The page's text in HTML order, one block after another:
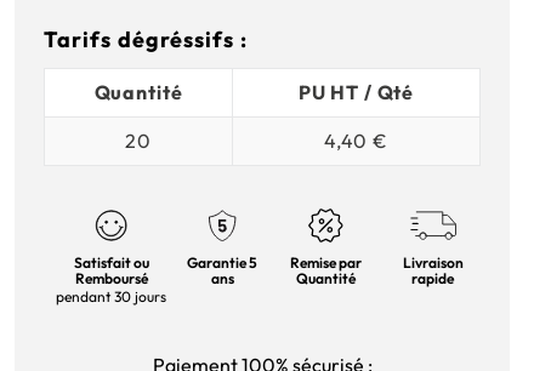
Tarifs dégréssifs :
Quantité
PU HT / Qté
20
4,40 €
Satisfait ou
Remboursé
pendant 30 jours
Garantie 5
ans
Remise par
Quantité
Livraison
rapide
Paiement 100% sécurisé :